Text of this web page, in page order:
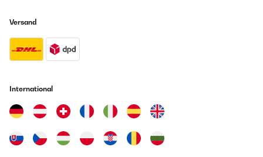
Versand
International